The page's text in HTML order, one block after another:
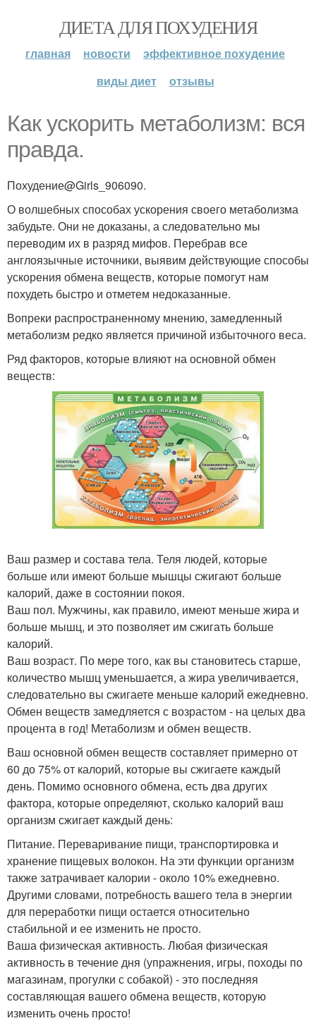
ДИЕТА ДЛЯ ПОХУДЕНИЯ
главная новости
эффективное похудение
виды диет
отзывы
Как ускорить метаболизм: вся
правда.
Похудение@Girls_906090.
О волшебных способах ускорения своего метаболизма
забудьте. Они не доказаны, а следовательно мы
переводим их в разряд мифов. Перебрав все
англоязычные источники, выявим действующие способы
ускорения обмена веществ, которые помогут нам
похудеть быстро и отметем недоказанные.
Вопреки распространенному мнению, замедленный
метаболизм редко является причиной избыточного веса.
Ряд факторов, которые влияют на основной обмен
веществ:
Ваш размер и состава тела. Теля людей, которые
больше или имеют больше мышцы сжигают больше
калорий, даже в состоянии покоя.
Ваш пол. Мужчины, как правило, имеют меньше жира и
больше мышц, и это позволяет им сжигать больше
калорий.
Ваш возраст. По мере того, как вы становитесь старше,
количество мышц уменьшается, а жира увеличивается,
следовательно вы сжигаете меньше калорий ежедневно.
Обмен веществ замедляется с возрастом - на целых два
процента в год! Метаболизм и обмен веществ.
Ваш основной обмен веществ составляет примерно от
60 до 75% от калорий, которые вы сжигаете каждый
день. Помимо основного обмена, есть два других
фактора, которые определяют, сколько калорий ваш
организм сжигает каждый день:
Питание. Переваривание пищи, транспортировка и
хранение пищевых волокон. На эти функции организм
также затрачивает калории - около 10% ежедневно.
Другими словами, потребность вашего тела в энергии
для переработки пищи остается относительно
стабильной и ее изменить не просто.
Ваша физическая активность. Любая физическая
активность в течение дня (упражнения, игры, походы по
магазинам, прогулки с собакой) - это последняя
составляющая вашего обмена веществ, которую
изменить очень просто!